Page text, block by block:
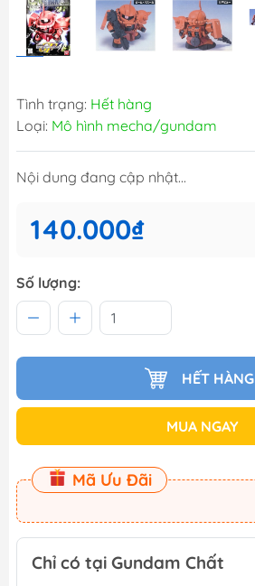
Tình trạng: Hết hàng
Loại: Mô hình mecha/gundam
Nội dung đang cập nhật...
140.000₫
Số lượng:
HẾT HÀNG
MUA NGAY
Mã Ưu Đãi
Chỉ có tại Gundam Chất